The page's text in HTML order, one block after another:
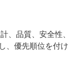
、品質、安全性、
、優先順位を付け